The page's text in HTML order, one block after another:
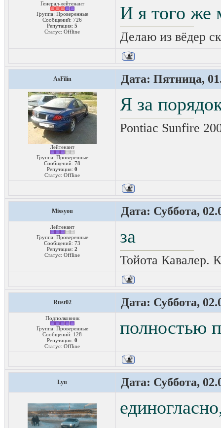
Генерал-лейтенант
Группа: Проверенные
Сообщений: 726
Репутация: 5
Статус: Offline
И я того же
Делаю из вёдер
AsFilin Дата: Пятница,
Лейтенант
Группа: Проверенные
Сообщений: 78
Репутация: 0
Статус: Offline
Я за
Pontiac Sunfire
Missyou Дата: Суббота,
Лейтенант
Группа: Проверенные
Сообщений: 73
Репутация: 2
Статус: Offline
за
Тойота Кавалер.
Rust02 Дата: Суббота,
Подполковник
Группа: Проверенные
Сообщений: 128
Репутация: 0
Статус: Offline
полностью
Lyu Дата: Суббота,